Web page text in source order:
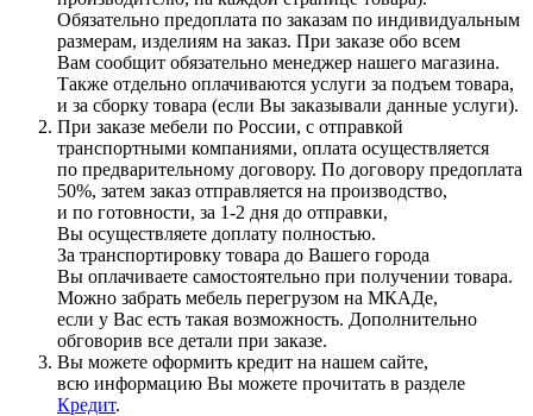
Обязательно предоплата по заказам по индивидуальным
размерам, изделиям на заказ. При заказе обо всем
Вам сообщит обязательно менеджер нашего магазина.
Также отдельно оплачиваются услуги за подъем товара,
и за сборку товара (если Вы заказывали данные услуги).
При заказе мебели по России, с отправкой
транспортными компаниями, оплата осуществляется
по предварительному договору. По договору предоплата
50%, затем заказ отправляется на производство,
и по готовности, за 1-2 дня до отправки,
Вы осуществляете доплату полностью.
За транспортировку товара до Вашего города
Вы оплачиваете самостоятельно при получении товара.
Можно забрать мебель перегрузом на МКАДе,
если у Вас есть такая возможность. Дополнительно
обговорив все детали при заказе.
Вы можете оформить кредит на нашем сайте,
всю информацию Вы можете прочитать в разделе
Кредит.